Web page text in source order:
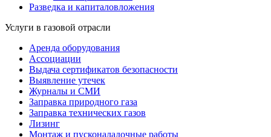
Разведка и капиталовложения
Услуги в газовой отрасли
Аренда оборудования
Ассоциации
Выдача сертификатов безопасности
Выявление утечек
Журналы и СМИ
Заправка природного газа
Заправка технических газов
Лизинг
Монтаж и пусконаладочные работы